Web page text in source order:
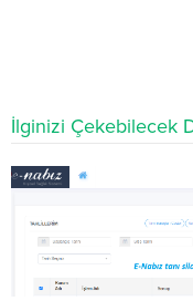
İlginizi Çekebilecek